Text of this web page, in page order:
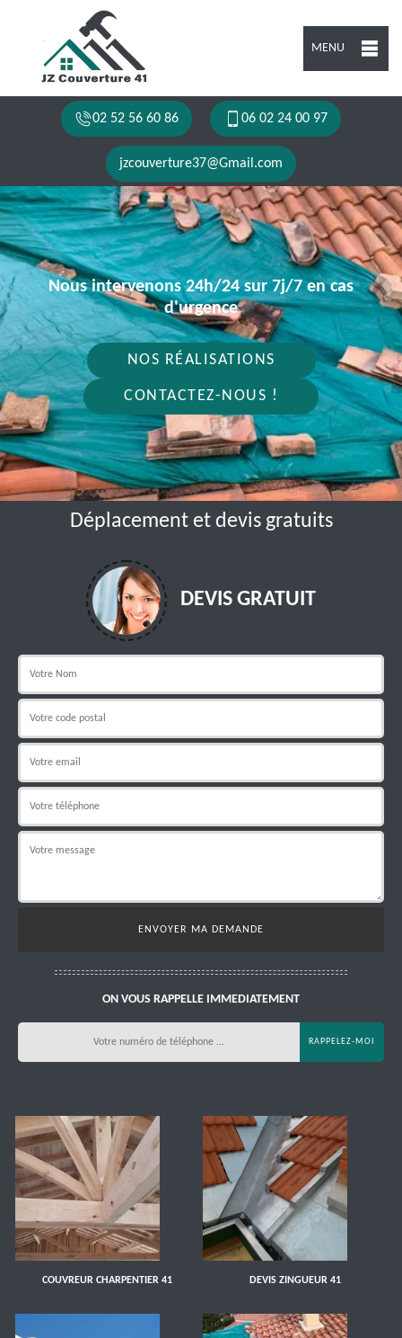
MENU
02 52 56 60 86 06 02 24 00 97
jzcouverture37@Gmail.com
Nous intervenons 24h/24 sur 7j/7 en cas
d'urgence
NOS RÉALISATIONS
CONTACTEZ-NOUS !
Déplacement et devis gratuits
DEVIS GRATUIT
ON VOUS RAPPELLE IMMEDIATEMENT
COUVREUR CHARPENTIER 41 DEVIS ZINGUEUR 41